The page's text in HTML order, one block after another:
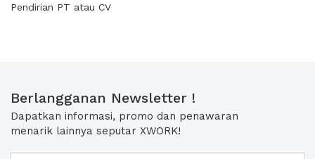
Pendirian PT atau CV
Berlangganan Newsletter !
Dapatkan informasi, promo dan penawaran
menarik lainnya seputar XWORK!